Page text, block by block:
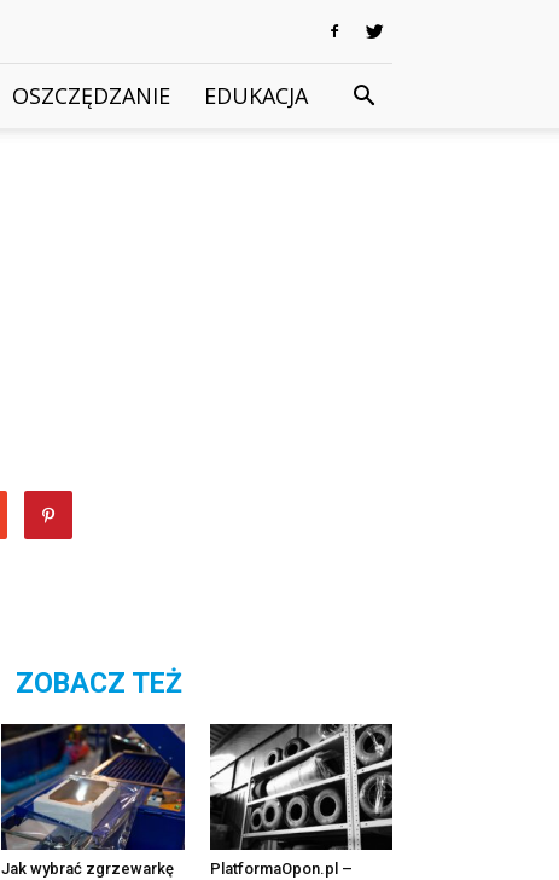
OSZCZĘDZANIE EDUKACJA
ZOBACZ TEŻ
Jak wybrać zgrzewarkę
PlatformaOpon.pl –